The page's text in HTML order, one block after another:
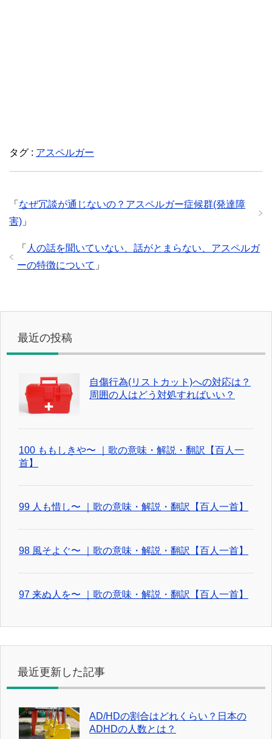
タグ : アスペルガー
「 なぜ冗談が通じないの？アスペルガー症候群(発達障
害) 」
「 人の話を聞いていない、話がとまらない、アスペルガ
ーの特徴について 」
最近の投稿
自傷行為(リストカット)への対応は？
周囲の人はどう対処すればいい？
100 ももしきや〜 ｜歌の意味・解説・翻訳【百人一
首】
99 人も惜し〜 ｜歌の意味・解説・翻訳【百人一首】
98 風そよぐ〜 ｜歌の意味・解説・翻訳【百人一首】
97 来ぬ人を〜 ｜歌の意味・解説・翻訳【百人一首】
最近更新した記事
AD/HDの割合はどれくらい？日本の
ADHDの人数とは？